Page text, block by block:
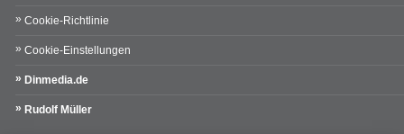
Cookie-Richtlinie
Cookie-Einstellungen
Dinmedia.de
Rudolf Müller